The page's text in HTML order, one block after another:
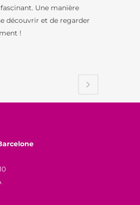
Une manière
découvrir et de regarder
!